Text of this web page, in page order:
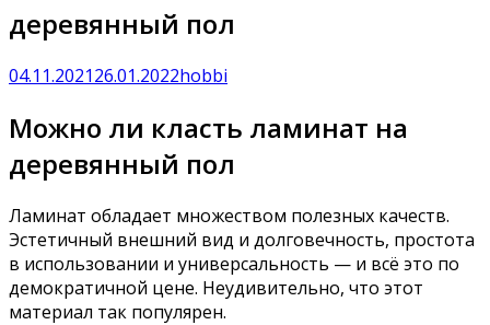
деревянный пол
04.11.202126.01.2022hobbi
Можно ли класть ламинат на
деревянный пол
Ламинат обладает множеством полезных качеств.
Эстетичный внешний вид и долговечность, простота
в использовании и универсальность — и всё это по
демократичной цене. Неудивительно, что этот
материал так популярен.